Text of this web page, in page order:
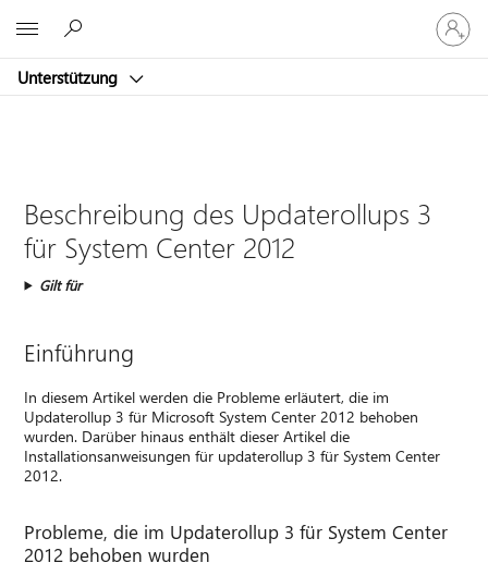
Unterstützung
Bei
Ihrem
Konto
Beschreibung des Updaterollups 3
für System Center 2012
Gilt für
Einführung
In diesem Artikel werden die Probleme erläutert, die im
Updaterollup 3 für Microsoft System Center 2012 behoben
wurden. Darüber hinaus enthält dieser Artikel die
Installationsanweisungen für updaterollup 3 für System Center
2012.
Probleme, die im Updaterollup 3 für System Center
2012 behoben wurden